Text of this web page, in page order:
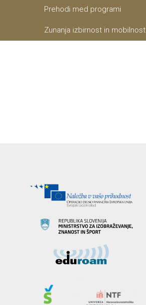
Prehodi med programi
Zunanja izbirnost in mobilnost